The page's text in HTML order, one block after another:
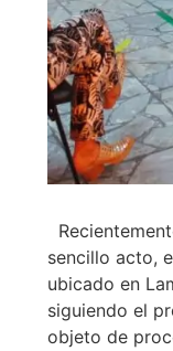
sencillo acto,
ubicado en
siguiendo el
objeto de